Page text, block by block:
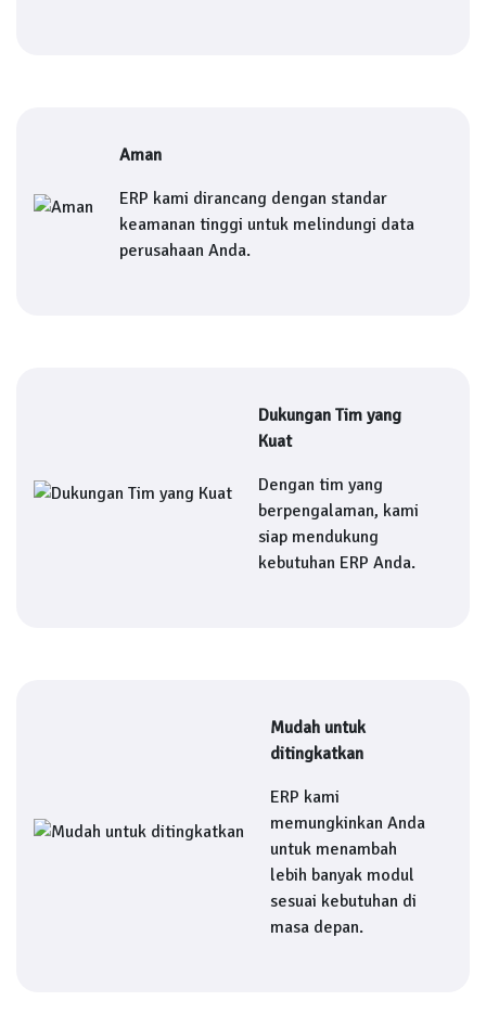
Aman
ERP kami dirancang dengan standar
keamanan tinggi untuk melindungi data
perusahaan Anda.
Dukungan Tim yang
Kuat
Dengan tim yang
berpengalaman, kami
siap mendukung
kebutuhan ERP Anda.
Mudah untuk
ditingkatkan
ERP kami
memungkinkan Anda
untuk menambah
lebih banyak modul
sesuai kebutuhan di
masa depan.